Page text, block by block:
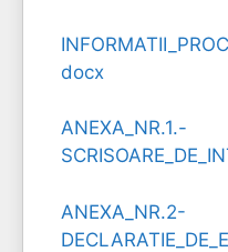
docx
ANEXA_NR.1.-
ANEXA_NR.2-